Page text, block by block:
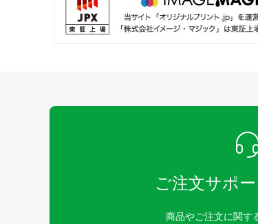
ご注文サポ
商品やご注文に関す